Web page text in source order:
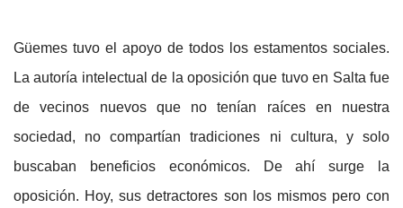
Güemes tuvo el apoyo de todos los estamentos sociales.
La autoría intelectual de la oposición que tuvo en Salta fue
de vecinos nuevos que no tenían raíces en nuestra
sociedad, no compartían tradiciones ni cultura, y solo
buscaban beneficios económicos. De ahí surge la
oposición. Hoy, sus detractores son los mismos pero con